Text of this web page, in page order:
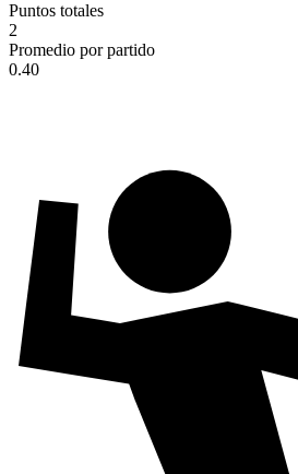
Puntos totales
2
Promedio por partido
0.40